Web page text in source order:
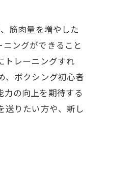
筋肉量を増やした
ングができること
トレーニングすれ
、ボクシング初心者
の向上を期待する
送りたい方や、新し